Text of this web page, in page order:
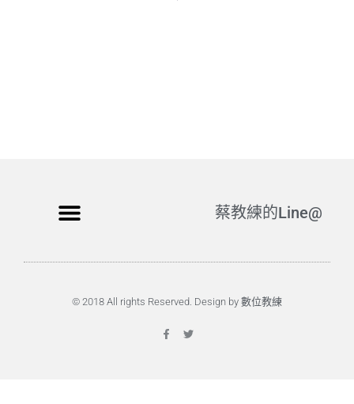
蔡教練的Line@
© 2018 All rights Reserved. Design by 數位教練